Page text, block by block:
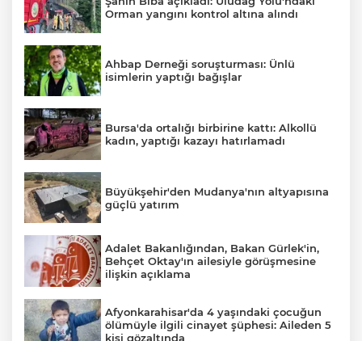
Orman yangını kontrol altına alındı
Ahbap Derneği soruşturması: Ünlü
isimlerin yaptığı bağışlar
Bursa'da ortalığı birbirine kattı: Alkollü
kadın, yaptığı kazayı hatırlamadı
Büyükşehir'den Mudanya'nın altyapısına
güçlü yatırım
Adalet Bakanlığından, Bakan Gürlek'in,
Behçet Oktay'ın ailesiyle görüşmesine
ilişkin açıklama
Afyonkarahisar'da 4 yaşındaki çocuğun
ölümüyle ilgili cinayet şüphesi: Aileden 5
kişi gözaltında